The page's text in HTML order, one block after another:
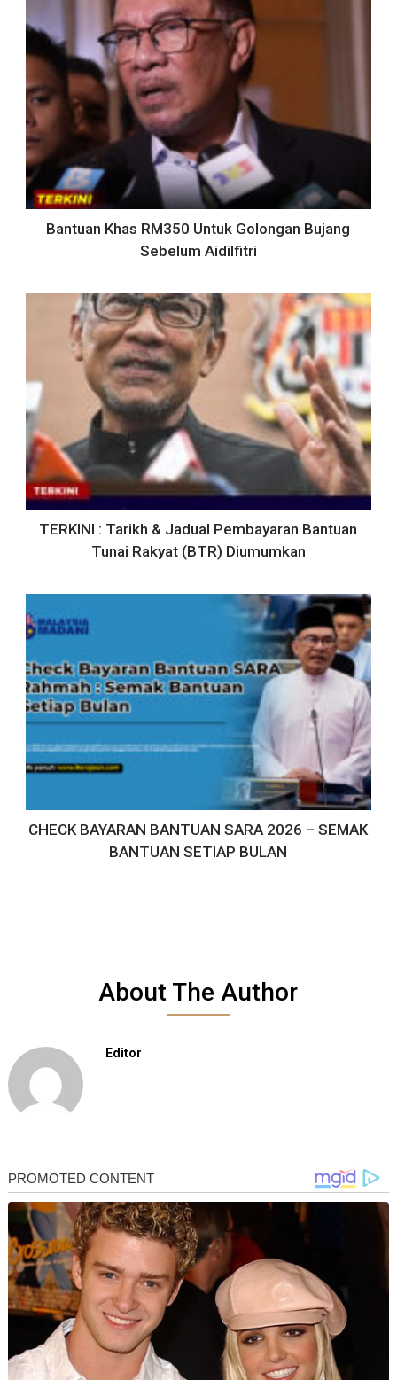
Bantuan Khas RM350 Untuk Golongan Bujang
Sebelum Aidilfitri
TERKINI : Tarikh & Jadual Pembayaran Bantuan
Tunai Rakyat (BTR) Diumumkan
CHECK BAYARAN BANTUAN SARA 2026 – SEMAK
BANTUAN SETIAP BULAN
About The Author
Editor